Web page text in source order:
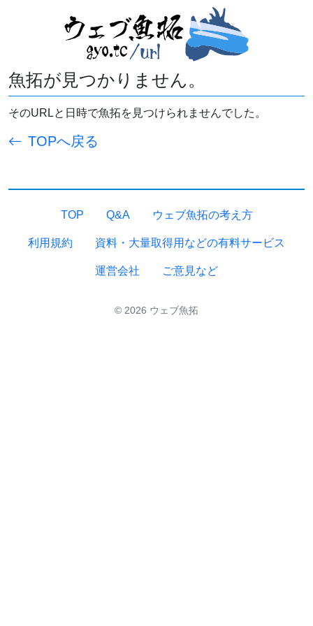
魚拓が見つかりません。
そのURLと日時で魚拓を見つけられませんでした。
TOPへ戻る
TOP Q&A ウェブ魚拓の考え方
利用規約 資料・大量取得用などの有料サービス
運営会社 ご意見など
© 2026 ウェブ魚拓